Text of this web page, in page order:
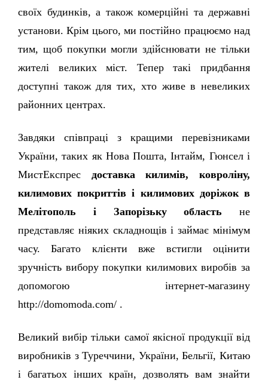
своїх будинків, а також комерційні та державні
установи. Крім цього, ми постійно працюємо над
тим, щоб покупки могли здійснювати не тільки
жителі великих міст. Тепер такі придбання
доступні також для тих, хто живе в невеликих
районних центрах.
Завдяки співпраці з кращими перевізниками
України, таких як Нова Пошта, Інтайм, Гюнсел і
МистЕкспрес доставка килимів, ковроліну,
килимових покриттів і килимових доріжок в
Мелітополь і Запорізьку область не
представляє ніяких складнощів і займає мінімум
часу. Багато клієнти вже встигли оцінити
зручність вибору покупки килимових виробів за
допомогою інтернет-магазину
http://domomoda.com/ .
Великий вибір тільки самої якісної продукції від
виробників з Туреччини, України, Бельгії, Китаю
і багатьох інших країн, дозволять вам знайти